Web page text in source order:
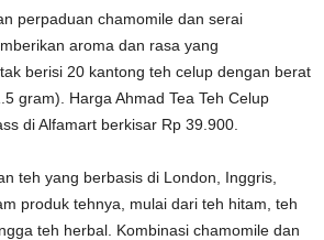
perpaduan chamomile dan serai
aroma dan rasa yang
berisi 20 kantong teh celup dengan berat
gram). Harga Ahmad Tea Teh Celup
di Alfamart berkisar Rp 39.900.
teh yang berbasis di London, Inggris,
produk tehnya, mulai dari teh hitam, teh
teh herbal. Kombinasi chamomile dan